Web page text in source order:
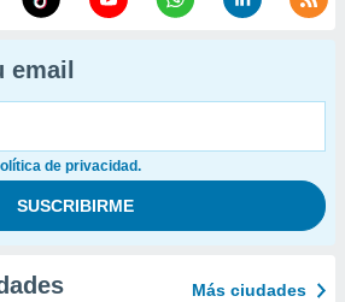
email
de privacidad.
Más ciudades